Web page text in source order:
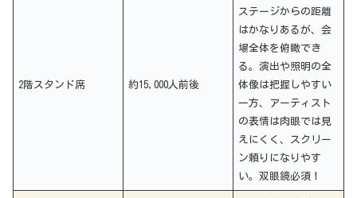
2階スタンド席 約15,000人前後
ステージからの距離
はかなりあるが、会
場全体を俯瞰でき
る。演出や照明の全
体像は把握しやすい
一方、アーティスト
の表情は肉眼では見
えにくく、スクリー
ン頼りになりやす
い。双眼鏡必須！